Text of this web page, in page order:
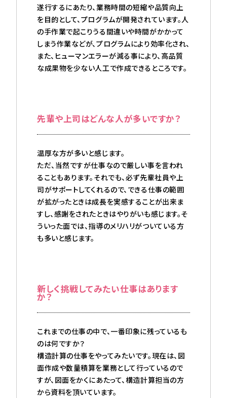
遂行するにあたり、業務時間の短縮や品質向上
を目的として、プログラムが開発されています。人
の手作業で起こりうる間違いや時間がかかって
しまう作業などが、プログラムにより効率化され、
また、ヒューマンエラーが減る事により、高品質
な成果物を少ない人工で作成できるところです。
先輩や上司はどんな人が多いですか？
温厚な方が多いと感じます。
ただ、当然ですが仕事なので厳しい事を言われ
ることもあります。それでも、必ず先輩社員や上
司がサポートしてくれるので、できる仕事の範囲
が拡がったときは成長を実感することが出来ま
すし、感謝をされたときはやりがいも感じます。そ
ういった面では、指導のメリハリがついている方
も多いと感じます。
新しく挑戦してみたい仕事はあります
か？
これまでの仕事の中で、一番印象に残っているも
のは何ですか？
構造計算の仕事をやってみたいです。現在は、図
面作成や数量積算を業務として行っているので
すが、図面をかくにあたって、構造計算担当の方
から資料を頂いています。